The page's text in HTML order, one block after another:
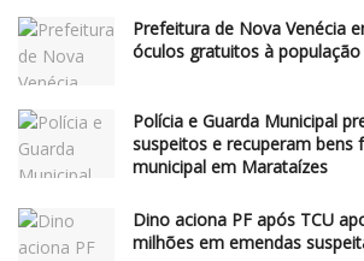
Prefeitura de Nova Venécia
óculos gratuitos à população
Polícia e Guarda Municipal
suspeitos e recuperam bens
municipal em Marataízes
Dino aciona PF após TCU
milhões em emendas